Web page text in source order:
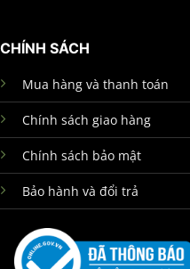
CHÍNH SÁCH
Mua hàng và thanh toán
Chính sách giao hàng
Chính sách bảo mật
Bảo hành và đổi trả